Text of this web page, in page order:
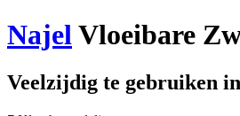
NajelVloeibare
Veelzijdig te gebruiken